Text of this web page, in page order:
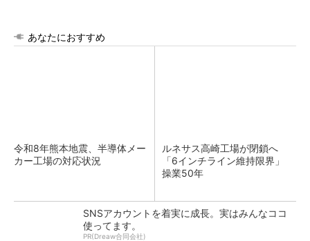
あなたにおすすめ
令和8年熊本地震、半導体メー
カー工場の対応状況
ルネサス高崎工場が閉鎖へ
「6インチライン維持限界」
操業50年
SNSアカウントを着実に成長。実はみんなココ
使ってます。
PR(Dreaw合同会社)